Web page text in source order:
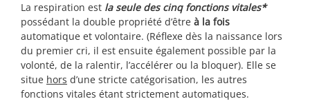
La respiration est la seule des cinq fonctions vitales*
possédant la double propriété d’être à la fois
automatique et volontaire. (Réflexe dès la naissance lors
du premier cri, il est ensuite également possible par la
volonté, de la ralentir, l’accélérer ou la bloquer). Elle se
situe hors d’une stricte catégorisation, les autres
fonctions vitales étant strictement automatiques.